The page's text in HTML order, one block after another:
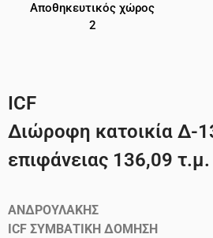
Αποθηκευτικός χώρος
2
ICF
Διώροφη κατοικία Δ-
επιφάνειας 136,09 τ.μ.
ΑΝΔΡΟΥΛΑΚΗΣ
ICF ΣΥΜΒΑΤΙΚΗ ΔΟΜΗΣΗ